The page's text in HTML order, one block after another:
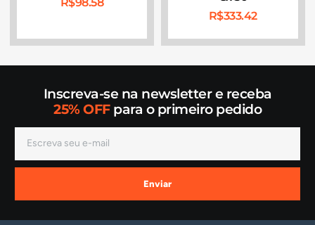
R$333.42
Inscreva-se na newsletter e receba
25% OFFpara o primeiro pedido
Enviar